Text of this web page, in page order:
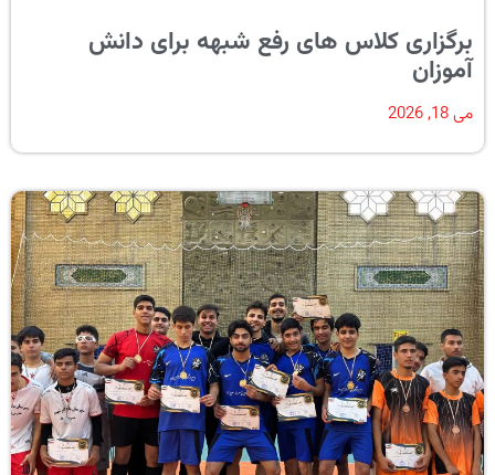
برگزاری کلاس های رفع شبهه برای دانش
آموزان
می 18, 2026